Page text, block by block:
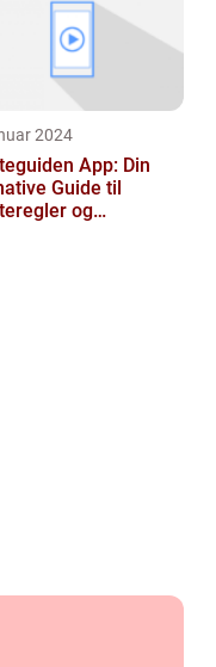
2024
App: Din
Guide til
og